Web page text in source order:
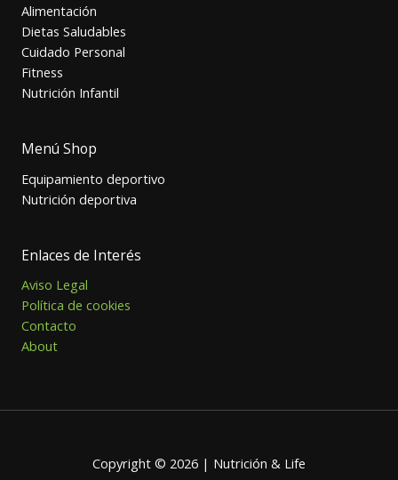
Alimentación
Dietas Saludables
Cuidado Personal
Fitness
Nutrición Infantil
Menú Shop
Equipamiento deportivo
Nutrición deportiva
Enlaces de Interés
Aviso Legal
Política de cookies
Contacto
About
Copyright © 2026 | Nutrición & Life